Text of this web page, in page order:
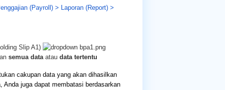
(Payroll) > Laporan (Report) >
Slip A1)
semua dataatau data tertentu
cakupan data yang akan dihasilkan
juga dapat membatasi berdasarkan